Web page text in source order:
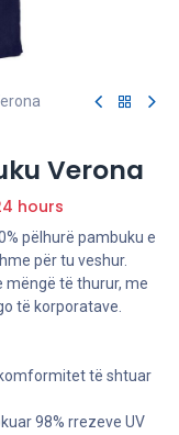
Verona
hours
pëlhurë pambuku e
për tu veshur.
mëngë të thurur, me
të korporatave.
të shtuar
98% rrezeve UV